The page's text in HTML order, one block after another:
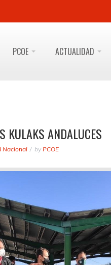
PCOE ACTUALIDAD
KULAKS ANDALUCES
Nacional by PCOE